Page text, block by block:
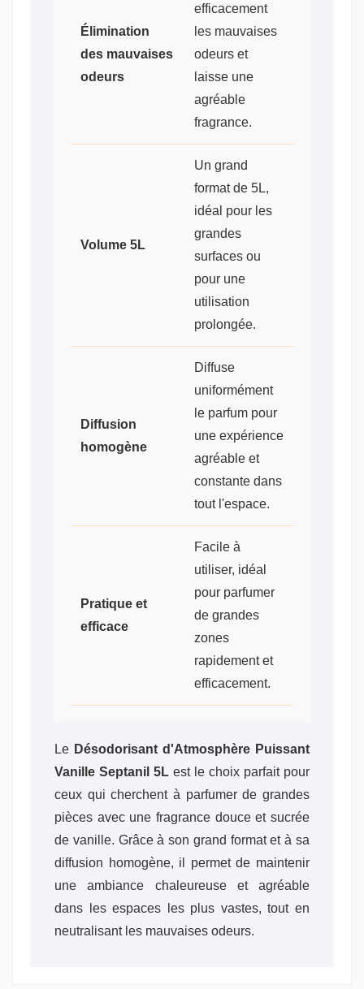
Élimination
des mauvaises
odeurs
efficacement
les mauvaises
odeurs et
laisse une
agréable
fragrance.
Volume 5L
Un grand
format de 5L,
idéal pour les
grandes
surfaces ou
pour une
utilisation
prolongée.
Diffusion
homogène
Diffuse
uniformément
le parfum pour
une expérience
agréable et
constante dans
tout l'espace.
Pratique et
efficace
Facile à
utiliser, idéal
pour parfumer
de grandes
zones
rapidement et
efficacement.
Le Désodorisant d'Atmosphère Puissant
Vanille Septanil 5L est le choix parfait pour
ceux qui cherchent à parfumer de grandes
pièces avec une fragrance douce et sucrée
de vanille. Grâce à son grand format et à sa
diffusion homogène, il permet de maintenir
une ambiance chaleureuse et agréable
dans les espaces les plus vastes, tout en
neutralisant les mauvaises odeurs.